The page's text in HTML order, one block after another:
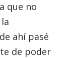
que no
ahí pasé
de poder